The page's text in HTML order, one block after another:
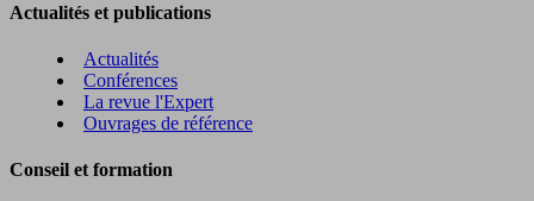
Actualités et publications
Actualités
Conférences
La revue l'Expert
Ouvrages de référence
Conseil et formation